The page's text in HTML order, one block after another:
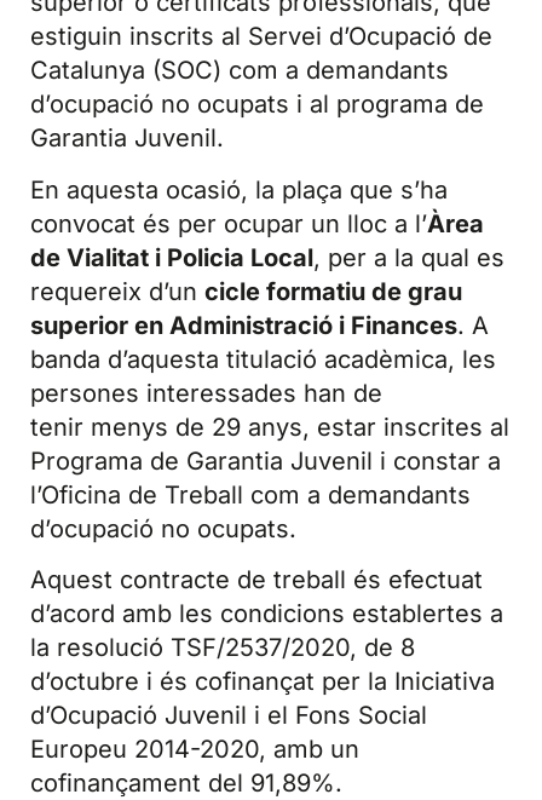
estiguin inscrits al Servei d’Ocupació de
Catalunya (SOC) com a demandants
d’ocupació no ocupats i al programa de
Garantia Juvenil.
En aquesta ocasió, la plaça que s’ha
convocat és per ocupar un lloc a l’Àrea
de Vialitat i Policia Local, per a la qual es
requereix d’un cicle formatiu de grau
superior en Administració i Finances. A
banda d’aquesta titulació acadèmica, les
persones interessades han de
tenir menys de 29 anys, estar inscrites al
Programa de Garantia Juvenil i constar a
l’Oficina de Treball com a demandants
d’ocupació no ocupats.
Aquest contracte de treball és efectuat
d’acord amb les condicions establertes a
la resolució TSF/2537/2020, de 8
d’octubre i és cofinançat per la Iniciativa
d’Ocupació Juvenil i el Fons Social
Europeu 2014-2020, amb un
cofinançament del 91,89%.